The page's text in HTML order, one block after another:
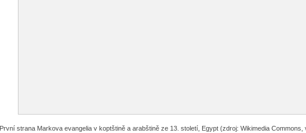
První strana Markova evangelia v koptštině a arabštině ze 13. století, Egypt (zdroj: Wikimedia Commons,